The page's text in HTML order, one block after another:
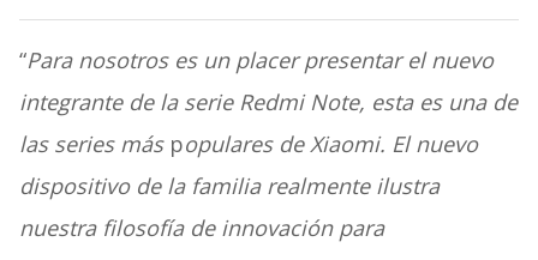
“Para nosotros es un placer presentar el nuevo
integrante de la serie Redmi Note, esta es una de
las series máspopulares de Xiaomi. El nuevo
dispositivo de la familia realmente ilustra
nuestra filosofía de innovación para